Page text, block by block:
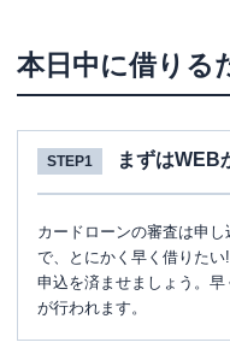
本日中に借りる
STEP1 まずはWEB
カードローンの審査は申
で、とにかく早く借りた
申込を済ませましょう。
が行われます。